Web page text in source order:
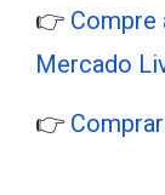
👉 Compre
Mercado
👉